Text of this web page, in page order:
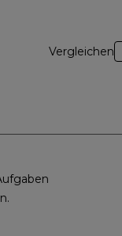
Vergleichen